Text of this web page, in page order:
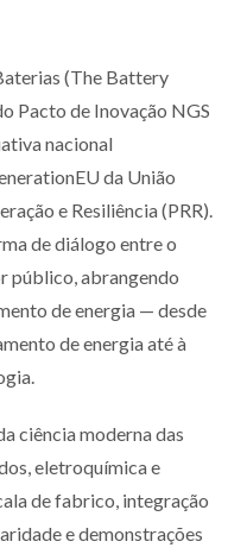
(The Battery
Pacto de Inovação NGS
nacional
da União
e Resiliência (PRR).
de diálogo entre o
público, abrangendo
de energia — desde
de energia até à
ciência moderna das
eletroquímica e
de fabrico, integração
e demonstrações